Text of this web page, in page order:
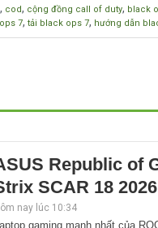
, cod, cộng đồng call of duty, black
7, tải black ops 7, hướng dẫn
Republic of
SCAR 18
nay lúc 10:34
gaming mạnh nhất của